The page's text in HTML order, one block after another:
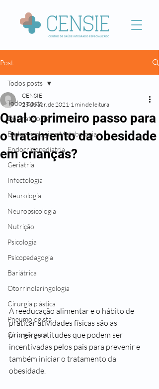
Post
Todos posts
Dermatologia
Endocrinologia e Metabologia
Endocrinopediatria
Geriatria
Infectologia
Neurologia
Neuropsicologia
Nutrição
Psicologia
Psicopedagogia
Bariátrica
Otorrinolaringologia
Cirurgia plástica
Pneumologista
Cirurgia geral
Todos posts
Qual o primeiro passo para
o tratamento da obesidade
em crianças?
CENSIE
29 de abr. de 2021 1 min de leitura
A reeducação alimentar e o hábito de
praticar atividades físicas são as
primeiras atitudes que podem ser
incentivadas pelos pais para prevenir e
também iniciar o tratamento da
obesidade.